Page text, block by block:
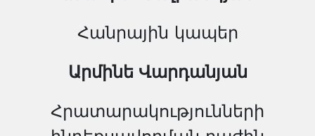
Հանրային կապեր
Արմինե Վարդանյան
Հրատարակությունների